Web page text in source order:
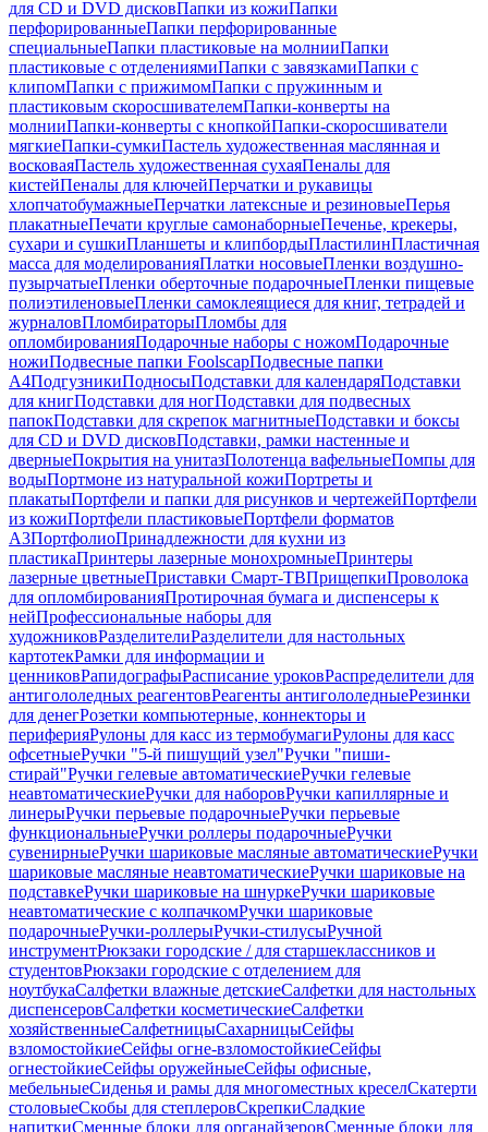
для CD и DVD дисковПапки из кожиПапки
перфорированныеПапки перфорированные
специальныеПапки пластиковые на молнииПапки
пластиковые с отделениямиПапки с завязкамиПапки с
клипомПапки с прижимомПапки с пружинным и
пластиковым скоросшивателемПапки-конверты на
молнииПапки-конверты с кнопкойПапки-скоросшиватели
мягкиеПапки-сумкиПастель художественная маслянная и
восковаяПастель художественная сухаяПеналы для
кистейПеналы для ключейПерчатки и рукавицы
хлопчатобумажныеПерчатки латексные и резиновыеПерья
плакатныеПечати круглые самонаборныеПеченье, крекеры,
сухари и сушкиПланшеты и клипбордыПластилинПластичная
масса для моделированияПлатки носовыеПленки воздушно-
пузырчатыеПленки оберточные подарочныеПленки пищевые
полиэтиленовыеПленки самоклеящиеся для книг, тетрадей и
журналовПломбираторыПломбы для
опломбированияПодарочные наборы с ножомПодарочные
ножиПодвесные папки FoolscapПодвесные папки
А4ПодгузникиПодносыПодставки для календаряПодставки
для книгПодставки для ногПодставки для подвесных
папокПодставки для скрепок магнитныеПодставки и боксы
для CD и DVD дисковПодставки, рамки настенные и
дверныеПокрытия на унитазПолотенца вафельныеПомпы для
водыПортмоне из натуральной кожиПортреты и
плакатыПортфели и папки для рисунков и чертежейПортфели
из кожиПортфели пластиковыеПортфели форматов
А3ПортфолиоПринадлежности для кухни из
пластикаПринтеры лазерные монохромныеПринтеры
лазерные цветныеПриставки Смарт-ТВПрищепкиПроволока
для опломбированияПротирочная бумага и диспенсеры к
нейПрофессиональные наборы для
художниковРазделителиРазделители для настольных
картотекРамки для информации и
ценниковРапидографыРасписание уроковРаспределители для
антигололедных реагентовРеагенты антигололедныеРезинки
для денегРозетки компьютерные, коннекторы и
периферияРулоны для касс из термобумагиРулоны для касс
офсетныеРучки "5-й пишущий узел"Ручки "пиши-
стирай"Ручки гелевые автоматическиеРучки гелевые
неавтоматическиеРучки для наборовРучки капиллярные и
линерыРучки перьевые подарочныеРучки перьевые
функциональныеРучки роллеры подарочныеРучки
сувенирныеРучки шариковые масляные автоматическиеРучки
шариковые масляные неавтоматическиеРучки шариковые на
подставкеРучки шариковые на шнуркеРучки шариковые
неавтоматические с колпачкомРучки шариковые
подарочныеРучки-роллерыРучки-стилусыРучной
инструментРюкзаки городские / для старшеклассников и
студентовРюкзаки городские с отделением для
ноутбукаСалфетки влажные детскиеСалфетки для настольных
диспенсеровСалфетки косметическиеСалфетки
хозяйственныеСалфетницыСахарницыСейфы
взломостойкиеСейфы огне-взломостойкиеСейфы
огнестойкиеСейфы оружейныеСейфы офисные,
мебельныеСиденья и рамы для многоместных креселСкатерти
столовыеСкобы для степлеровСкрепкиСладкие
напиткиСменные блоки для органайзеровСменные блоки для